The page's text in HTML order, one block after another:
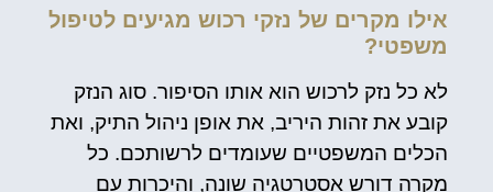
אילו מקרים של נזקי רכוש מגיעים לטיפול
משפטי?
לא כל נזק לרכוש הוא אותו הסיפור. סוג הנזק
קובע את זהות היריב, את אופן ניהול התיק, ואת
הכלים המשפטיים שעומדים לרשותכם. כל
מקרה דורש אסטרטגיה שונה, והיכרות עם